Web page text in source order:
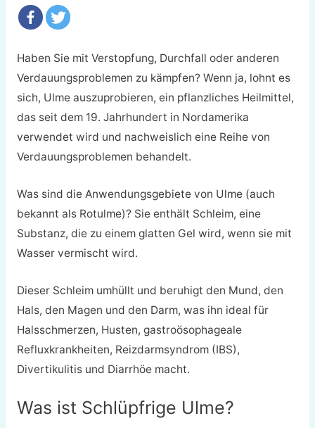
Haben Sie mit Verstopfung, Durchfall oder anderen
Verdauungsproblemen zu kämpfen? Wenn ja, lohnt es
sich, Ulme auszuprobieren, ein pflanzliches Heilmittel,
das seit dem 19. Jahrhundert in Nordamerika
verwendet wird und nachweislich eine Reihe von
Verdauungsproblemen behandelt.
Was sind die Anwendungsgebiete von Ulme (auch
bekannt als Rotulme)? Sie enthält Schleim, eine
Substanz, die zu einem glatten Gel wird, wenn sie mit
Wasser vermischt wird.
Dieser Schleim umhüllt und beruhigt den Mund, den
Hals, den Magen und den Darm, was ihn ideal für
Halsschmerzen, Husten, gastroösophageale
Refluxkrankheiten, Reizdarmsyndrom (IBS),
Divertikulitis und Diarrhöe macht.
Was ist Schlüpfrige Ulme?